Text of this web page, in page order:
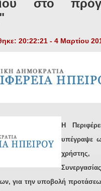
στο
20:22:21 - 4 Μαρτίου
Η
υπέγραψε
χρήστης,
για την υποβολή